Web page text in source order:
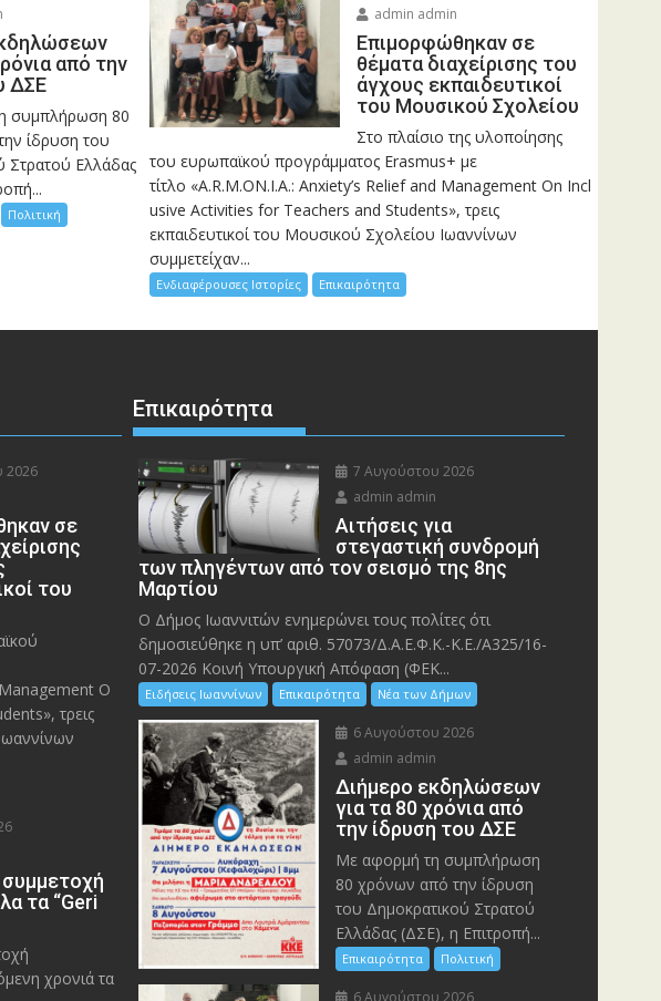
από την
ΔΣΕ
συμπλήρωση 80
ίδρυση του
Στρατού Ελλάδας
Πολιτική
admin admin
Eπιμορφώθηκαν σε
θέματα διαχείρισης του
άγχους εκπαιδευτικοί
του Μουσικού Σχολείου
Στο πλαίσιο της υλοποίησης
του ευρωπαϊκού προγράμματος Erasmus+ με
τίτλο «A.R.M.ON.I.A.: Anxiety’s Relief and Management On Incl
usive Activities for Teachers and Students», τρεις
εκπαιδευτικοί του Μουσικού Σχολείου Ιωαννίνων
συμμετείχαν...
Ενδιαφέρουσες Ιστορίες Επικαιρότητα
2026
σε
του
Management O
τρεις
τα “Geri
χρονιά τα
Επικαιρότητα
7 Αυγούστου 2026
admin admin
Αιτήσεις για
στεγαστική συνδρομή
των πληγέντων από τον σεισμό της 8ης
Μαρτίου
Ο Δήμος Ιωαννιτών ενημερώνει τους πολίτες ότι
δημοσιεύθηκε η υπ’ αριθ. 57073/Δ.Α.Ε.Φ.Κ.-Κ.Ε./Α325/16-
07-2026 Κοινή Υπουργική Απόφαση (ΦΕΚ...
Ειδήσεις Ιωαννίνων Επικαιρότητα Νέα των Δήμων
6 Αυγούστου 2026
admin admin
Διήμερο εκδηλώσεων
για τα 80 χρόνια από
την ίδρυση του ΔΣΕ
Με αφορμή τη συμπλήρωση
80 χρόνων από την ίδρυση
του Δημοκρατικού Στρατού
Ελλάδας (ΔΣΕ), η Επιτροπή...
Επικαιρότητα Πολιτική
6 Αυγούστου 2026